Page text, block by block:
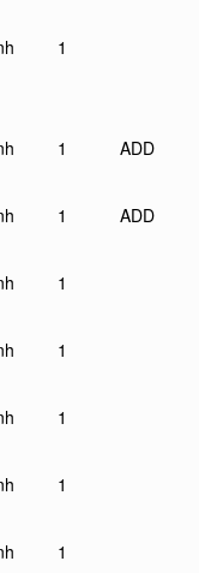
1
1 ADD
1 ADD
1
1
1
1
1